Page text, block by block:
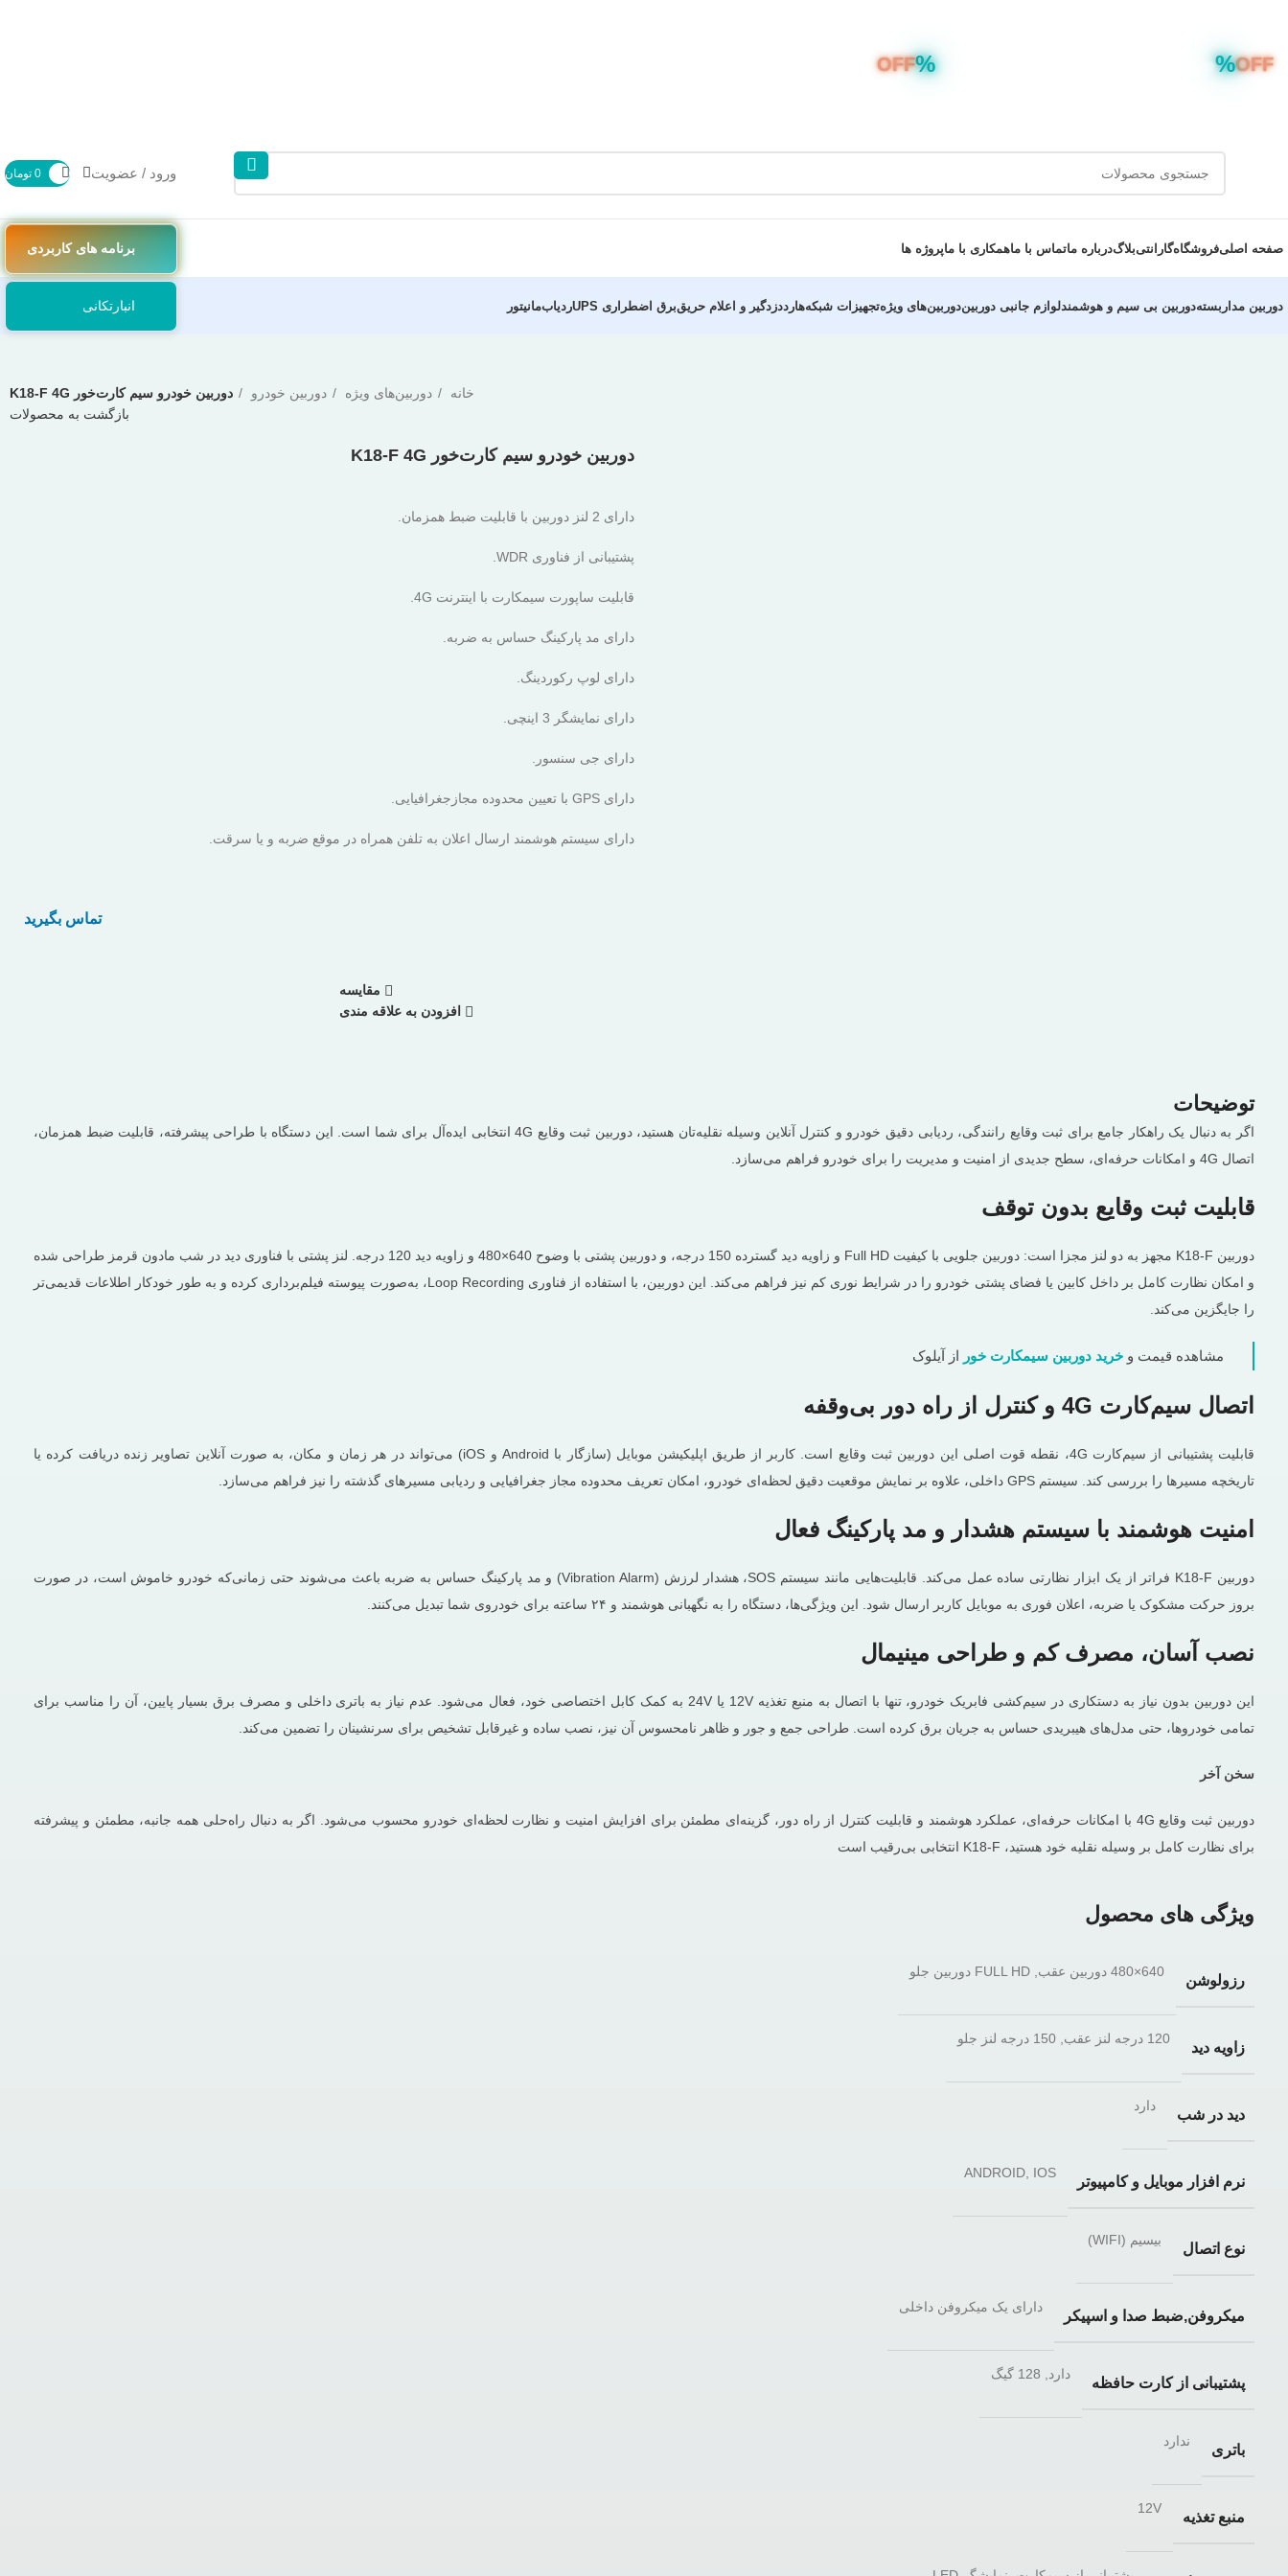
ورود / عضویت 0 تومان
صفحه اصلیفروشگاهگارانتیبلاگدرباره ماتماس با ماهمکاری با ماپروژه ها برنامه های کاربردی
دوربین مداربستهدوربین بی سیم و هوشمندلوازم جانبی دوربیندوربین‌های ویژهتجهیزات شبکههارددزدگیر و اعلام حریقبرق اضطراری UPS ردیابمانیتور انبارتکانی
خانه دوربین‌های ویژه دوربین خودرو
دوربین خودرو سیم کارت‌خور K18-F 4G
بازگشت به محصولات
دوربین خودرو سیم کارت‌خور K18-F 4G
دارای 2 لنز دوربین با قابلیت ضبط همزمان.
پشتیبانی از فناوری WDR.
قابلیت ساپورت سیمکارت با اینترنت 4G.
دارای مد پارکینگ حساس به ضربه.
دارای لوپ رکوردینگ.
دارای نمایشگر 3 اینچی.
دارای جی سنسور.
دارای GPS با تعیین محدوده مجازجغرافیایی.
دارای سیستم هوشمند ارسال اعلان به تلفن همراه در موقع ضربه و یا سرقت.
مقایسه
افزودن به علاقه مندی
توضیحات
اگر به‌ دنبال یک راهکار جامع برای ثبت وقایع رانندگی، ردیابی دقیق خودرو و کنترل آنلاین وسیله نقلیه‌تان هستید، دوربین ثبت وقایع 4G انتخابی ایده‌آل برای شما است. این دستگاه با طراحی پیشرفته، قابلیت ضبط همزمان،
اتصال 4G و امکانات حرفه‌ای، سطح جدیدی از امنیت و مدیریت را برای خودرو فراهم می‌سازد.
قابلیت ثبت وقایع بدون توقف
دوربین K18-F مجهز به دو لنز مجزا است: دوربین جلویی با کیفیت Full HD و زاویه دید گسترده 150 درجه، و دوربین پشتی با وضوح 640×480 و زاویه دید 120 درجه. لنز پشتی با فناوری دید در شب مادون قرمز طراحی شده
و امکان نظارت کامل بر داخل کابین یا فضای پشتی خودرو را در شرایط نوری کم نیز فراهم می‌کند. این دوربین، با استفاده از فناوری Loop Recording، به‌صورت پیوسته فیلم‌برداری کرده و به ‌طور خودکار اطلاعات قدیمی‌تر
را جایگزین می‌کند.
مشاهده قیمت و خرید دوربین سیمکارت خور از آیلوک
اتصال سیم‌کارت 4G و کنترل از راه دور بی‌وقفه
قابلیت پشتیبانی از سیم‌کارت 4G، نقطه قوت اصلی این دوربین ثبت وقایع است. کاربر از طریق اپلیکیشن موبایل (سازگار با Android و iOS) می‌تواند در هر زمان و مکان، به ‌صورت آنلاین تصاویر زنده دریافت کرده یا
تاریخچه مسیرها را بررسی کند. سیستم GPS داخلی، علاوه بر نمایش موقعیت دقیق لحظه‌ای خودرو، امکان تعریف محدوده مجاز جغرافیایی و ردیابی مسیرهای گذشته را نیز فراهم می‌سازد.
امنیت هوشمند با سیستم هشدار و مد پارکینگ فعال
دوربین K18-F فراتر از یک ابزار نظارتی ساده عمل می‌کند. قابلیت‌هایی مانند سیستم SOS، هشدار لرزش (Vibration Alarm) و مد پارکینگ حساس به ضربه باعث می‌شوند حتی زمانی‌که خودرو خاموش است، در صورت
بروز حرکت مشکوک یا ضربه، اعلان فوری به موبایل کاربر ارسال شود. این ویژگی‌ها، دستگاه را به نگهبانی هوشمند و ۲۴ ساعته برای خودروی شما تبدیل می‌کنند.
نصب آسان، مصرف کم و طراحی مینیمال
این دوربین بدون نیاز به دستکاری در سیم‌کشی فابریک خودرو، تنها با اتصال به منبع تغذیه 12V یا 24V به کمک کابل اختصاصی خود، فعال می‌شود. عدم نیاز به باتری داخلی و مصرف برق بسیار پایین، آن را مناسب برای
تمامی خودروها، حتی مدل‌های هیبریدی حساس به جریان برق کرده است. طراحی جمع ‌و جور و ظاهر نامحسوس آن نیز، نصب ساده و غیرقابل تشخیص برای سرنشینان را تضمین می‌کند.
سخن آخر
دوربین ثبت وقایع 4G با امکانات حرفه‌ای، عملکرد هوشمند و قابلیت کنترل از راه دور، گزینه‌ای مطمئن برای افزایش امنیت و نظارت لحظه‌ای خودرو محسوب می‌شود. اگر به‌ دنبال راه‌حلی همه ‌جانبه، مطمئن و پیشرفته
برای نظارت کامل بر وسیله نقلیه خود هستید، K18-F انتخابی بی‌رقیب است
ویژگی های محصول
رزولوشن
640×480 دوربین عقب, FULL HD دوربین جلو
زاویه دید
120 درجه لنز عقب, 150 درجه لنز جلو
دید در شب
دارد
نرم افزار موبایل و کامپیوتر
ANDROID, IOS
نوع اتصال
بیسیم (WIFI)
میکروفن,ضبط صدا و اسپیکر
دارای یک میکروفن داخلی
پشتیبانی از کارت حافظه
دارد, 128 گیگ
باتری
ندارد
منبع تغذیه
12V
OFF
%صد هزار تومان تخفیف خرید اول%
OFF